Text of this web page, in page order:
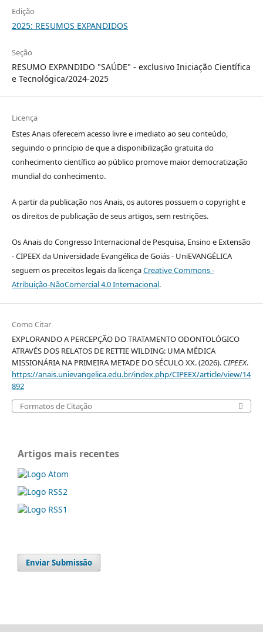
Edição
2025: RESUMOS EXPANDIDOS
Seção
RESUMO EXPANDIDO "SAÚDE" - exclusivo Iniciação Científica
e Tecnológica/2024-2025
Licença
Estes Anais oferecem acesso livre e imediato ao seu conteúdo,
seguindo o princípio de que a disponibilização gratuita do
conhecimento científico ao público promove maior democratização
mundial do conhecimento.
A partir da publicação nos Anais, os autores possuem o copyright e
os direitos de publicação de seus artigos, sem restrições.
Os Anais do Congresso Internacional de Pesquisa, Ensino e Extensão
- CIPEEX da Universidade Evangélica de Goiás - UniEVANGÉLICA
seguem os preceitos legais da licençaCreative Commons -
Atribuição-NãoComercial 4.0 Internacional.
Como Citar
EXPLORANDO A PERCEPÇÃO DO TRATAMENTO ODONTOLÓGICO
ATRAVÉS DOS RELATOS DE RETTIE WILDING: UMA MÉDICA
MISSIONÁRIA NA PRIMEIRA METADE DO SÉCULO XX. (2026). CIPEEX.
https://anais.unievangelica.edu.br/index.php/CIPEEX/article/view/14
892
Formatos de Citação
Artigos mais recentes
Enviar Submissão